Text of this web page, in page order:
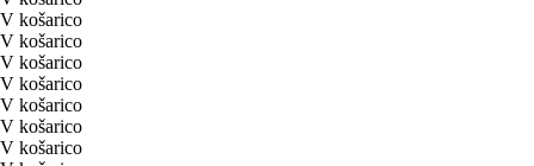
V košarico
V košarico
V košarico
V košarico
V košarico
V košarico
V košarico